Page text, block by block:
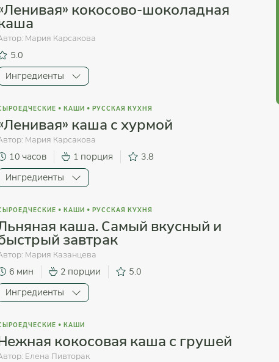
кокосово-шоколадная
Мария Карсакова
5.0
Ингредиенты
• КАШИ • РУССКАЯ КУХНЯ
каша с хурмой
Мария Карсакова
10 часов 1 порция
3.8
Ингредиенты
• КАШИ • РУССКАЯ КУХНЯ
каша. Самый вкусный и
завтрак
Мария Казанцева
6 мин 2 порции
5.0
Ингредиенты
• КАШИ
кокосовая каша с грушей
Елена Пивторак